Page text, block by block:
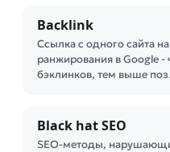
Backlink
Ссылка с одного сайта
ранжирования в Google
бэклинков, тем выше
Black hat SEO
SEO-методы,